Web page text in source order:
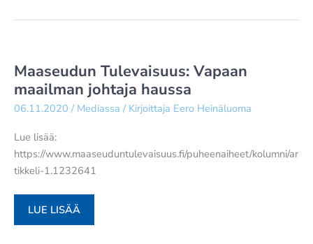
EU-
KORONATALVESTA
Maaseudun Tulevaisuus: Vapaan
maailman johtaja haussa
06.11.2020 / Mediassa / Kirjoittaja Eero Heinäluoma
Lue lisää:
https://www.maaseuduntulevaisuus.fi/puheenaiheet/kolumni/ar
tikkeli-1.1232641
MAASEUDUN
TULEVAISUUS:
LUE LISÄÄ